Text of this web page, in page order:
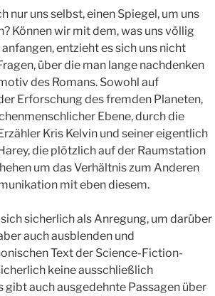
nur uns selbst, einen Spiegel, um uns
Können wir mit dem, was uns völlig
entzieht es sich uns nicht
über die man lange nachdenken
des Romans. Sowohl auf
Erforschung des fremden Planeten,
Ebene, durch die
Kris Kelvin und seiner eigentlich
die plötzlich auf der Raumstation
um das Verhältnis zum Anderen
mit eben diesem.
sicherlich als Anregung, um darüber
auch ausblenden und
Text der Science-Fiction-
keine ausschließlich
gibt auch ausgedehnte Passagen über